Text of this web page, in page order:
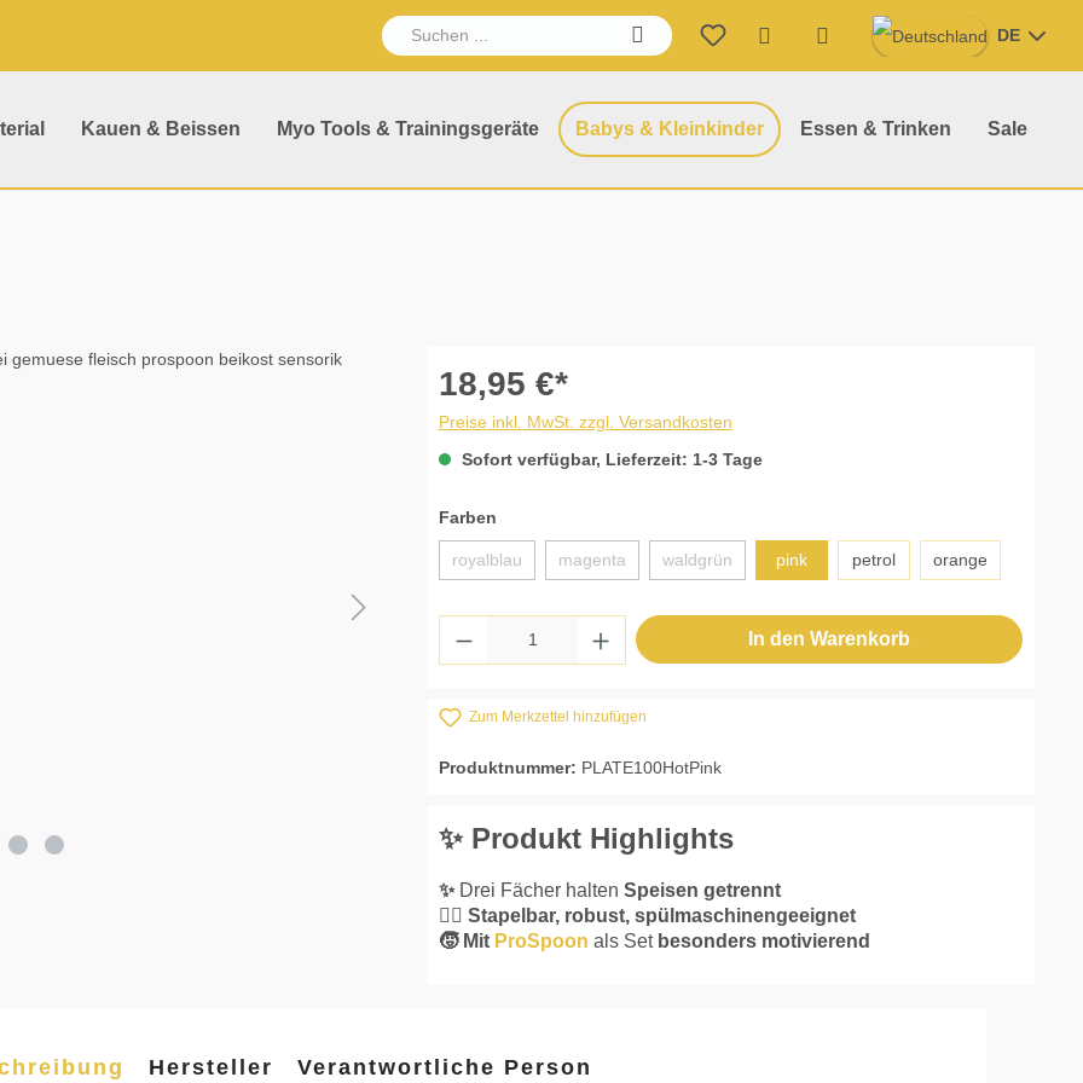
Kauen & Beissen Myo Tools & Trainingsgeräte Babys & Kleinkinder Essen & Trinken Sale
Warenkorb enthält 0
DE
18,95 €*
Preise inkl. MwSt. zzgl. Versandkosten
Sofort verfügbar, Lieferzeit: 1-3 Tage
Farbenauswählen
royalblau(Diese Option ist zurzeit nicht verfügbar.)
magenta(Diese Option ist zurzeit nicht verfügbar.)
waldgrün(Diese Option ist zurzeit nicht verfügbar.)
pink petrol orange
Produkt Anzahl: Gib den gewünschten Wert ein
In den Warenkorb
Zum Merkzettel hinzufügen
Produktnummer: PLATE100HotPink
✨ Produkt Highlights
✨ Drei Fächer halten Speisen getrennt
👌🏼 Stapelbar, robust, spülmaschinengeeignet
🧒 Mit ProSpoon als Setbesonders motivierend
Hersteller Verantwortliche Person